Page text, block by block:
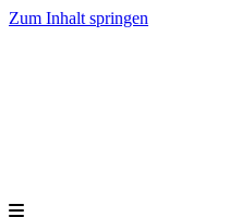
Zum Inhalt springen